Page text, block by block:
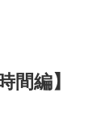
間編】